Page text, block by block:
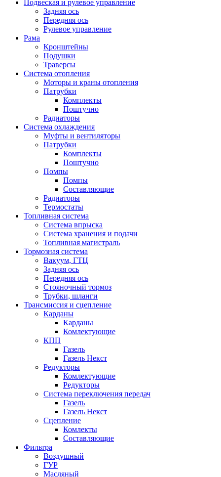
Подвеская и рулевое управление
Задняя ось
Передняя ось
Рулевое управление
Рама
Кронштейны
Подушки
Траверсы
Система отопления
Моторы и краны отопления
Патрубки
Комплекты
Поштучно
Радиаторы
Система охлаждения
Муфты и вентиляторы
Патрубки
Комплекты
Поштучно
Помпы
Помпы
Составляющие
Радиаторы
Термостаты
Топливная система
Система впрыска
Система хранения и подачи
Топливная магистраль
Тормозная система
Вакуум, ГТЦ
Задняя ось
Передняя ось
Стояночный тормоз
Трубки, шланги
Трансмиссия и сцепление
Карданы
Карданы
Комлектующие
КПП
Газель
Газель Некст
Редукторы
Комлектующие
Редукторы
Система переключения передач
Газель
Газель Некст
Сцепление
Комлекты
Составляющие
Фильтра
Воздушный
ГУР
Масляный